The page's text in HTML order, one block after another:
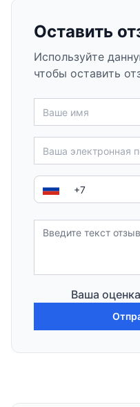
Оставить
Используйте
чтобы оставить
Ваша